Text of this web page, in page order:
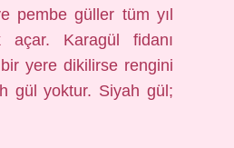
pembe güller tüm yıl
açar. Karagül fidanı
bir yere dikilirse rengini
gül yoktur. Siyah gül;